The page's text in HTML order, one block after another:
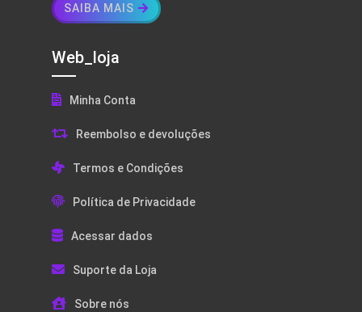
SAIBA MAIS
Web_loja
Minha Conta
Reembolso e devoluções
Termos e Condições
Política de Privacidade
Acessar dados
Suporte da Loja
Sobre nós